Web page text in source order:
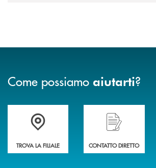
Come possiamo aiutarti?
Accedi all' elenco completo delle filiali .
TROVA LA FILIALE
Hai bisogno di
CONTATTO DIRETTO